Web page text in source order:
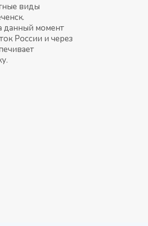
виды
данный момент
России и через